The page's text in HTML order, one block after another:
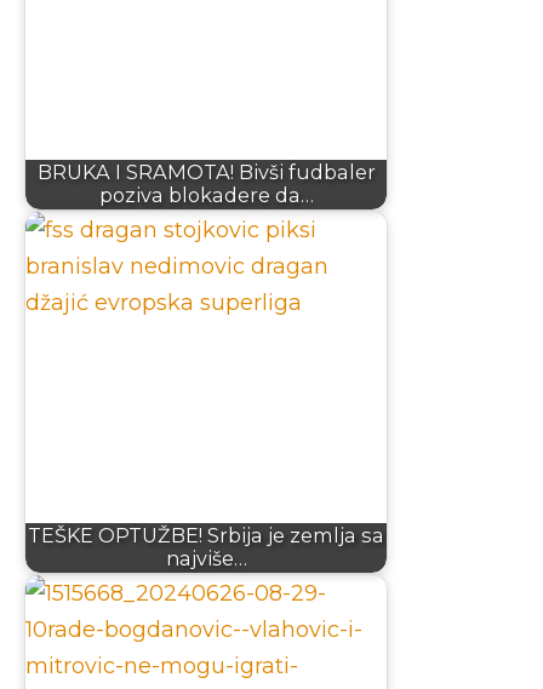
BRUKA I SRAMOTA! Bivši fudbaler
poziva blokadere da…
TEŠKE OPTUŽBE! Srbija je zemlja sa
najviše…